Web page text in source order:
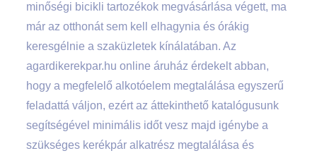
minőségi bicikli tartozékok megvásárlása végett, ma
már az otthonát sem kell elhagynia és órákig
keresgélnie a szaküzletek kínálatában. Az
agardikerekpar.hu online áruház érdekelt abban,
hogy a megfelelő alkotóelem megtalálása egyszerű
feladattá váljon, ezért az áttekinthető katalógusunk
segítségével minimális időt vesz majd igénybe a
szükséges kerékpár alkatrész megtalálása és